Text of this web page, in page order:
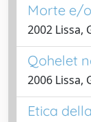
Morte e/
2002 Lissa,
Qohelet
2006 Lissa,
Etica